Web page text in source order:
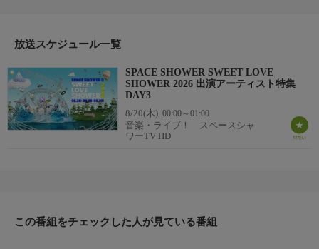
放送スケジュール一覧
SPACE SHOWER SWEET LOVE
SHOWER 2026 出演アーティスト特集
DAY3
8/20(木) 00:00～01:00
音楽・ライブ！ スペースシャ
ワーTV HD
この番組をチェックした人が見ている番組